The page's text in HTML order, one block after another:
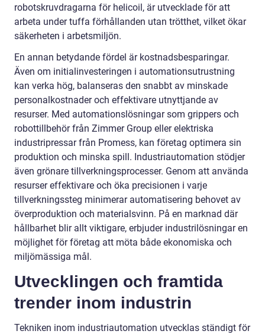
robotskruvdragarna för helicoil, är utvecklade för att
arbeta under tuffa förhållanden utan trötthet, vilket ökar
säkerheten i arbetsmiljön.
En annan betydande fördel är kostnadsbesparingar.
Även om initialinvesteringen i automationsutrustning
kan verka hög, balanseras den snabbt av minskade
personalkostnader och effektivare utnyttjande av
resurser. Med automationslösningar som grippers och
robottillbehör från Zimmer Group eller elektriska
industripressar från Promess, kan företag optimera sin
produktion och minska spill. Industriautomation stödjer
även grönare tillverkningsprocesser. Genom att använda
resurser effektivare och öka precisionen i varje
tillverkningssteg minimerar automatisering behovet av
överproduktion och materialsvinn. På en marknad där
hållbarhet blir allt viktigare, erbjuder industrilösningar en
möjlighet för företag att möta både ekonomiska och
miljömässiga mål.
Utvecklingen och framtida
trender inom industrin
Tekniken inom industriautomation utvecklas ständigt för